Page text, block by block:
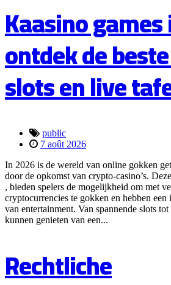
Kaasino
ontdek de
slots en live
public
7 août 2026
In 2026 is de wereld van online gokken
door de opkomst van crypto-casino’s.
, bieden spelers de mogelijkheid om met
cryptocurrencies te gokken en hebben
van entertainment. Van spannende slots
kunnen genieten van een...
Rechtliche